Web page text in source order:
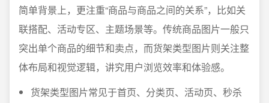
简单背景上，更注重“商品与商品之间的关系”，比如关
联搭配、活动专区、主题场景等。传统商品图片一般只
突出单个商品的细节和卖点，而货架类型图片则关注整
体布局和视觉逻辑，讲究用户浏览效率和体验感。
货架类型图片常见于首页、分类页、活动页、秒杀